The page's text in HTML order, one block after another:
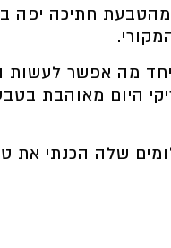
חתיכה יפה
יחד מה אפשר
היום מאוהבת
שלה הכנתי את